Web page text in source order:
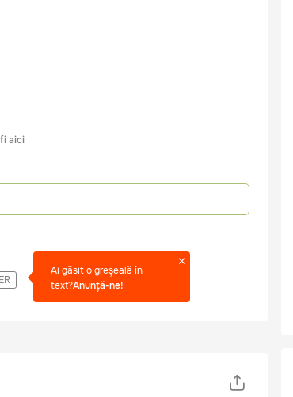
aici
Ai găsit o greșeală în
text?Anunță-ne!